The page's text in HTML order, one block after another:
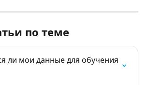
по теме
ли мои данные для обучения